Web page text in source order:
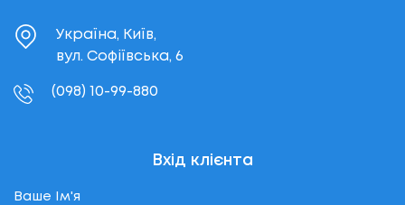
Україна, Київ,
вул. Софіївська, 6
(098) 10-99-880
Вхід клієнта